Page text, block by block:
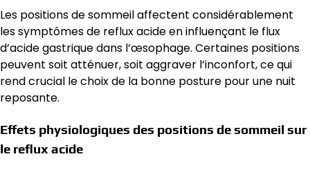
Les positions de sommeil affectent considérablement
les symptômes de reflux acide en influençant le flux
d’acide gastrique dans l’œsophage. Certaines positions
peuvent soit atténuer, soit aggraver l’inconfort, ce qui
rend crucial le choix de la bonne posture pour une nuit
reposante.
Effets physiologiques des positions de sommeil sur
le reflux acide